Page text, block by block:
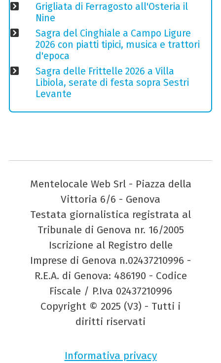
Grigliata di Ferragosto all'Osteria il
Nine
Sagra del Cinghiale a Campo Ligure
2026 con piatti tipici, musica e trattori
d'epoca
Sagra delle Frittelle 2026 a Villa
Libiola, serate di festa sopra Sestri
Levante
Mentelocale Web Srl - Piazza della
Vittoria 6/6 - Genova
Testata giornalistica registrata al
Tribunale di Genova nr. 16/2005
Iscrizione al Registro delle
Imprese di Genova n.02437210996 -
R.E.A. di Genova: 486190 - Codice
Fiscale / P.Iva 02437210996
Copyright © 2025 (V3) - Tutti i
diritti riservati
Informativa privacy